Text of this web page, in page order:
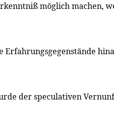
möglich machen,
Erfahrungsgegenstände
der speculativen